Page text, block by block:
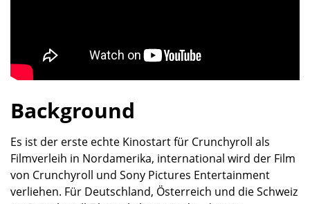
Background
Es ist der erste echte Kinostart für Crunchyroll als
Filmverleih in Nordamerika, international wird der Film
von Crunchyroll und Sony Pictures Entertainment
verliehen. Für Deutschland, Österreich und die Schweiz